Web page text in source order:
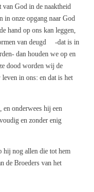
van God in de naaktheid
in onze opgang naar God
hand op ons kan leggen,
van deugd -dat is in
dan houden we op en
dood worden wij de
in ons: en dat is het
en onderwees hij een
en zonder enig
hij nog allen die tot hem
de Broeders van het